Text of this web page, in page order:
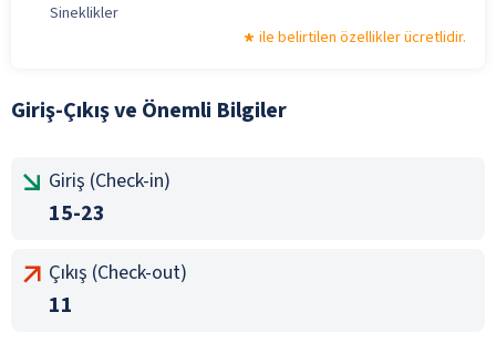
Sineklikler
ile belirtilen özellikler ücretlidir.
Giriş-Çıkış ve Önemli Bilgiler
Giriş (Check-in)
15-23
Çıkış (Check-out)
11